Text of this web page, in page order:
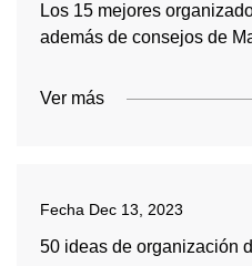
Los 15 mejores
además de consejos de
Ver más
Fecha Dec 13, 2023
50 ideas de organización